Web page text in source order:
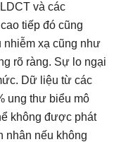
và các
tiếp đó cũng
nhiễm xạ cũng như
rõ ràng. Sự lo ngại
Dữ liệu từ các
ung thư biểu mô
không được phát
nhân nếu không